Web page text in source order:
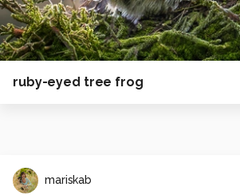
ruby-eyed tree frog
mariskab